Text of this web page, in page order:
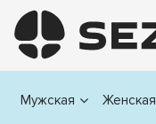
Мужская Женская